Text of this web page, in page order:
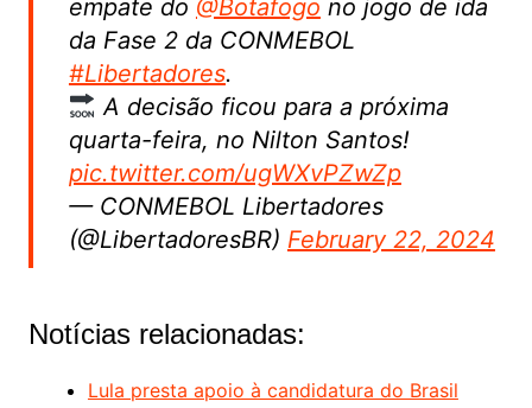
empate do @Botafogo no jogo de ida
da Fase 2 da CONMEBOL
#Libertadores.
A decisão ficou para a próxima
quarta-feira, no Nilton Santos!
pic.twitter.com/ugWXvPZwZp
— CONMEBOL Libertadores
(@LibertadoresBR) February 22, 2024
Notícias relacionadas:
Lula presta apoio à candidatura do Brasil